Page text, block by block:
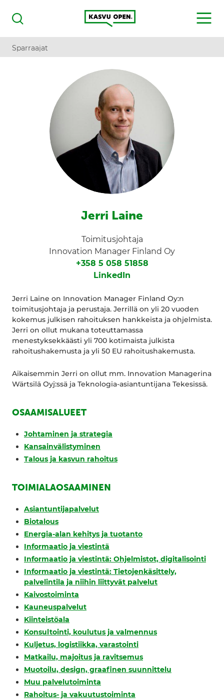
Haku
Kasvu Open
MENU
Sparraajat
Jerri Laine
Toimitusjohtaja
Innovation Manager Finland Oy
+358 5 058 51858
LinkedIn
Jerri Laine on Innovation Manager Finland Oy:n
toimitusjohtaja ja perustaja. Jerrillä on yli 20 vuoden
kokemus julkisen rahoituksen hankkeista ja ohjelmista.
Jerri on ollut mukana toteuttamassa
menestyksekkäästi yli 700 kotimaista julkista
rahoitushakemusta ja yli 50 EU rahoitushakemusta.
Aikaisemmin Jerri on ollut mm. Innovation Managerina
Wärtsilä Oyj:ssä ja Teknologia-asiantuntijana Tekesissä.
OSAAMISALUEET
Johtaminen ja strategia
Kansainvälistyminen
Talous ja kasvun rahoitus
TOIMIALAOSAAMINEN
Asiantuntijapalvelut
Biotalous
Energia-alan kehitys ja tuotanto
Informaatio ja viestintä
Informaatio ja viestintä: Ohjelmistot, digitalisointi
Informaatio ja viestintä: Tietojenkäsittely,
palvelintila ja niihin liittyvät palvelut
Kaivostoiminta
Kauneuspalvelut
Kiinteistöala
Konsultointi, koulutus ja valmennus
Kuljetus, logistiikka, varastointi
Matkailu, majoitus ja ravitsemus
Muotoilu, design, graafinen suunnittelu
Muu palvelutoiminta
Rahoitus- ja vakuutustoiminta